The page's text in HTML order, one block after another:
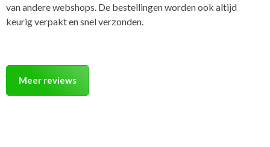
van andere webshops. De bestellingen worden ook altijd
keurig verpakt en snel verzonden.
Meer reviews